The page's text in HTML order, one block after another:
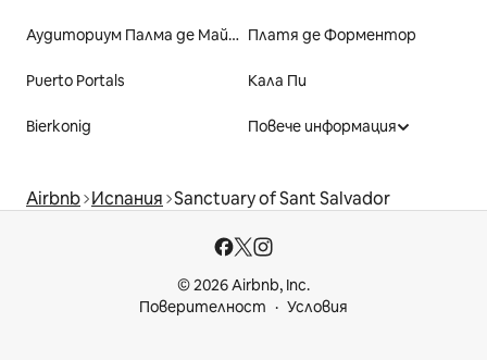
Аудиториум Палма де Майорка Платя де Форментор
Puerto Portals Кала Пи
Bierkonig Повече информация
Airbnb Испания Sanctuary of Sant Salvador
© 2026 Airbnb, Inc.
Поверителност
Условия